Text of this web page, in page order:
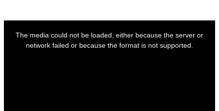
modalThe media could not be loaded, either because the server or
network failed or because the format is not supported.